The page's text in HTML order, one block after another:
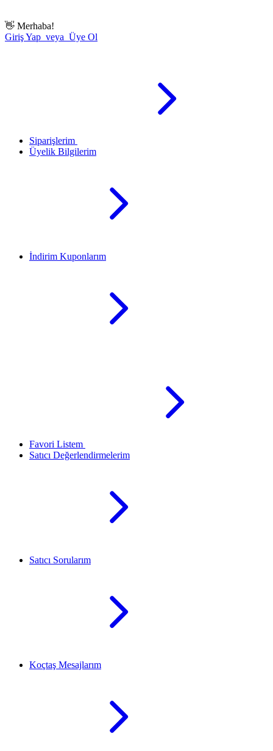
👋 Merhaba!
Giriş Yap veya Üye Ol
Siparişlerim
Üyelik Bilgilerim
İndirim Kuponlarım
Favori Listem
Satıcı Değerlendirmelerim
Satıcı Sorularım
Koçtaş Mesajlarım